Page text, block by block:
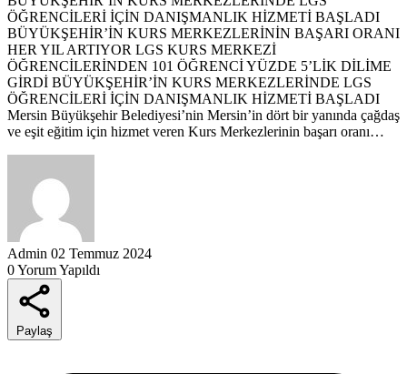
ÖĞRENCİLERİ İÇİN DANIŞMANLIK HİZMETİ BAŞLADI
BÜYÜKŞEHİR’İN KURS MERKEZLERİNİN BAŞARI ORANI
HER YIL ARTIYOR LGS KURS MERKEZİ
ÖĞRENCİLERİNDEN 101 ÖĞRENCİ YÜZDE 5’LİK DİLİME
GİRDİ BÜYÜKŞEHİR’İN KURS MERKEZLERİNDE LGS
ÖĞRENCİLERİ İÇİN DANIŞMANLIK HİZMETİ BAŞLADI
Mersin Büyükşehir Belediyesi’nin Mersin’in dört bir yanında çağdaş
ve eşit eğitim için hizmet veren Kurs Merkezlerinin başarı oranı…
Admin 02 Temmuz 2024
0 Yorum Yapıldı
Paylaş